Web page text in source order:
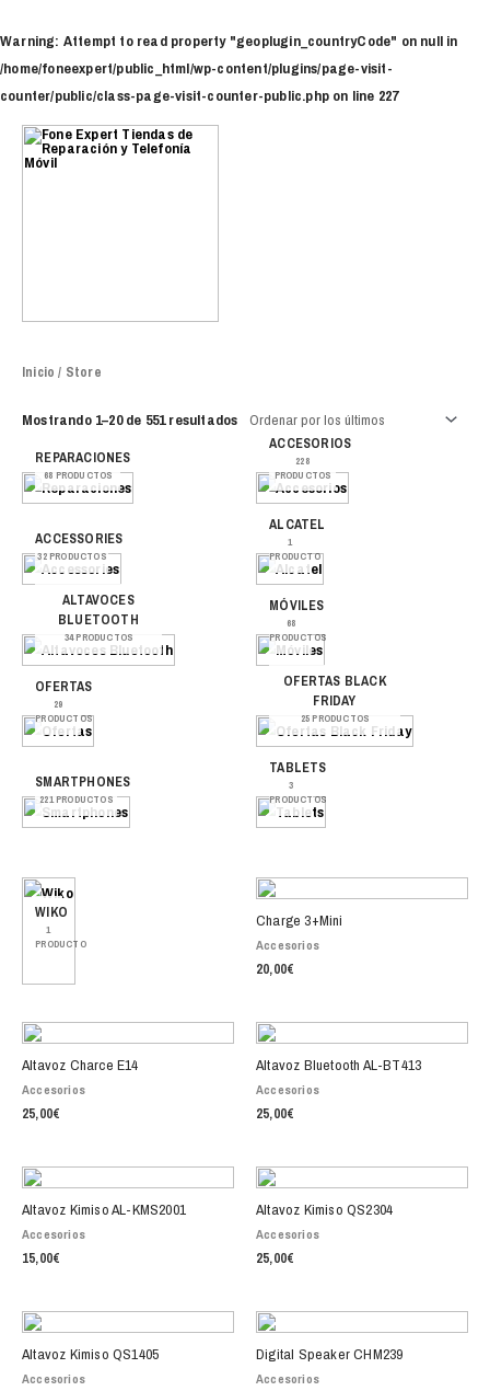
Warning: Attempt to read property "geoplugin_countryCode" on null in
/home/foneexpert/public_html/wp-content/plugins/page-visit-
counter/public/class-page-visit-counter-public.php on line 227
al
contenido
Inicio / Store
Mostrando 1–20 de 551 resultados
REPARACIONES
68 PRODUCTOS
ACCESORIOS
228
PRODUCTOS
ACCESSORIES
32 PRODUCTOS
ALCATEL
1
PRODUCTO
ALTAVOCES
BLUETOOTH
34 PRODUCTOS
MÓVILES
68
PRODUCTOS
OFERTAS
29
PRODUCTOS
OFERTAS BLACK
FRIDAY
25 PRODUCTOS
SMARTPHONES
221 PRODUCTOS
TABLETS
3
PRODUCTOS
WIKO
1
PRODUCTO
Charge 3+Mini
Accesorios
20,00€
Altavoz Charce E14
Accesorios
25,00€
Altavoz Bluetooth AL-BT413
Accesorios
25,00€
Altavoz Kimiso AL-KMS2001
Accesorios
15,00€
Altavoz Kimiso QS2304
Accesorios
25,00€
Altavoz Kimiso QS1405
Accesorios
Digital Speaker CHM239
Accesorios